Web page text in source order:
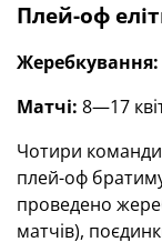
Плей-оф
Жеребкування:
Матчі: 8—17
Чотири
плей-оф
проведено
матчів),